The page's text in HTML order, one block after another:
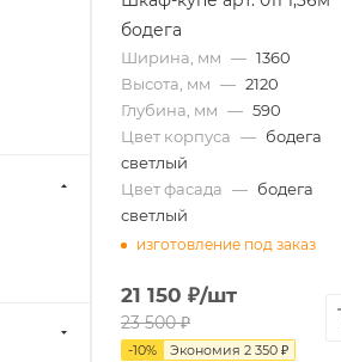
бодега
Ширина, мм — 1360
Высота, мм — 2120
Глубина, мм — 590
Цвет корпуса — бодега
светлый
Цвет фасада — бодега
светлый
изготовление под заказ
21 150 ₽/шт
23 500₽
-10% Экономия 2 350 ₽